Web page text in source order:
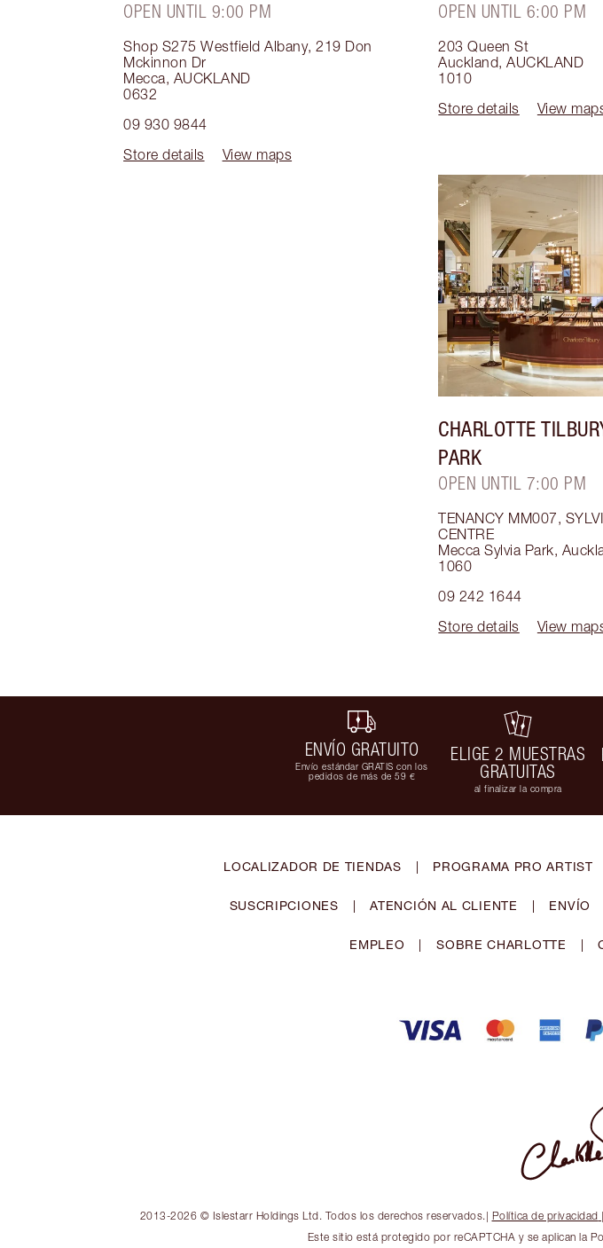
OPEN UNTIL 9:00 PM
Shop S275 Westfield Albany, 219 Don
Mckinnon Dr
Mecca, AUCKLAND
0632
09 930 9844
Store details
View maps
OPEN UNTIL 6:00 PM
203 Queen St
Auckland,AUCKLAND
1010
Store details
View
CHARLOTTE
PARK
OPEN UNTIL 7:00 PM
TENANCY MM007,
CENTRE
Mecca Sylvia Park,
1060
09 242 1644
Store details
View
ENVÍO GRATUITO
Envío estándar GRATIS con los
pedidos de más de 59 €
ELIGE 2 MUESTRAS
GRATUITAS
al finalizar la compra
LOCALIZADOR DE TIENDAS | PROGRAMA PRO ARTIST
SUSCRIPCIONES | ATENCIÓN AL CLIENTE | ENVÍO
EMPLEO | SOBRE CHARLOTTE |
2013-2026 © Islestarr Holdings Ltd. Todos los derechos reservados.| Política de privacidad |
Este sitio está protegido por reCAPTCHA y se aplican la